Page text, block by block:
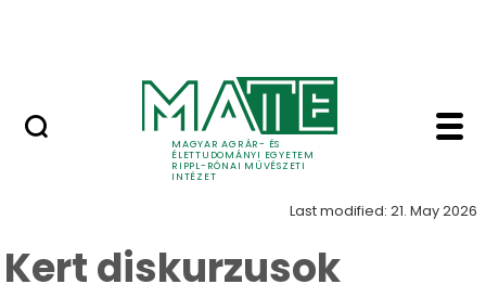
MAGYAR AGRÁR- ÉS
ÉLETTUDOMÁNYI EGYETEM
RIPPL-RÓNAI MŰVÉSZETI
INTÉZET
Kert diskurzusok
Kert
Last modified: 21. May 2026
Kert diskurzusok